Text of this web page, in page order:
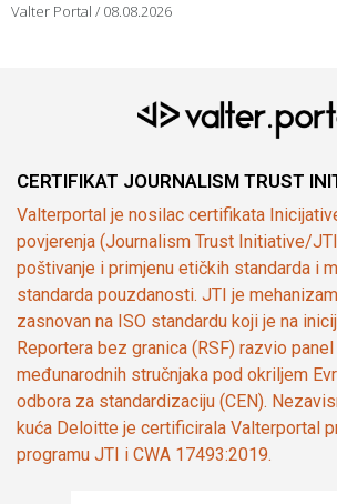
Valter Portal 08.08.2026
CERTIFIKAT JOURNALISM TRUST
Valterportal je nosilac certifikata
povjerenja (Journalism Trust Initiative/
poštivanje i primjenu etičkih standarda i
standarda pouzdanosti. JTI je
zasnovan na ISO standardu koji je na
Reportera bez granica (RSF) razvio
međunarodnih stručnjaka pod okriljem
odbora za standardizaciju (CEN).
kuća Deloitte je certificirala Valterportal
programu JTI i CWA 17493:2019.